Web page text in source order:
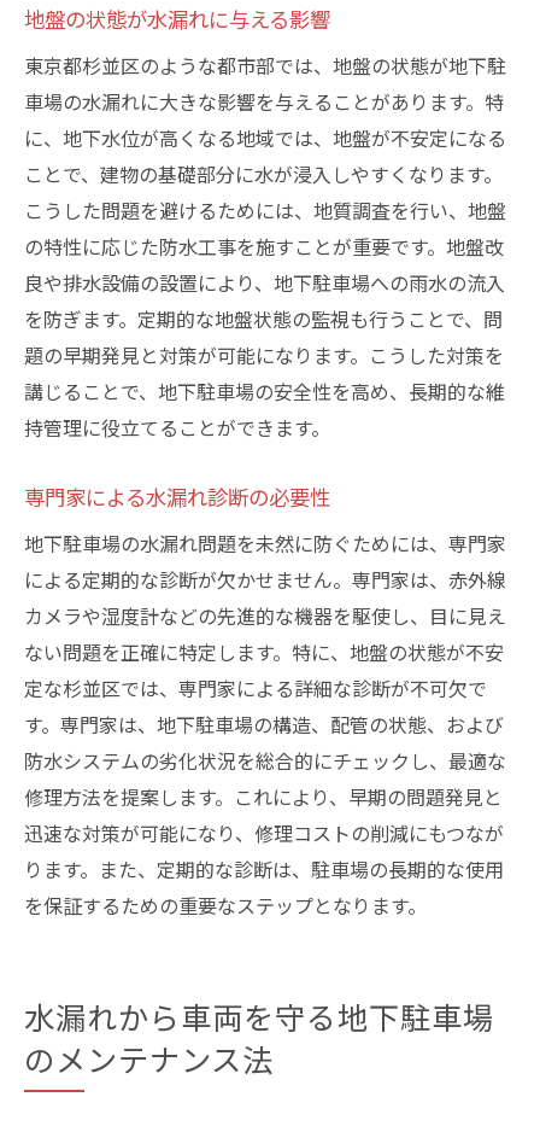
地盤の状態が水漏れに与える影響
東京都杉並区のような都市部では、地盤の状態が地下駐
車場の水漏れに大きな影響を与えることがあります。特
に、地下水位が高くなる地域では、地盤が不安定になる
ことで、建物の基礎部分に水が浸入しやすくなります。
こうした問題を避けるためには、地質調査を行い、地盤
の特性に応じた防水工事を施すことが重要です。地盤改
良や排水設備の設置により、地下駐車場への雨水の流入
を防ぎます。定期的な地盤状態の監視も行うことで、問
題の早期発見と対策が可能になります。こうした対策を
講じることで、地下駐車場の安全性を高め、長期的な維
持管理に役立てることができます。
専門家による水漏れ診断の必要性
地下駐車場の水漏れ問題を未然に防ぐためには、専門家
による定期的な診断が欠かせません。専門家は、赤外線
カメラや湿度計などの先進的な機器を駆使し、目に見え
ない問題を正確に特定します。特に、地盤の状態が不安
定な杉並区では、専門家による詳細な診断が不可欠で
す。専門家は、地下駐車場の構造、配管の状態、および
防水システムの劣化状況を総合的にチェックし、最適な
修理方法を提案します。これにより、早期の問題発見と
迅速な対策が可能になり、修理コストの削減にもつなが
ります。また、定期的な診断は、駐車場の長期的な使用
を保証するための重要なステップとなります。
水漏れから車両を守る地下駐車場
のメンテナンス法